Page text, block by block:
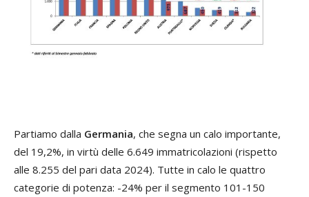
Partiamo dalla Germania, che segna un calo importante,
del 19,2%, in virtù delle 6.649 immatricolazioni (rispetto
alle 8.255 del pari data 2024). Tutte in calo le quattro
categorie di potenza: -24% per il segmento 101-150